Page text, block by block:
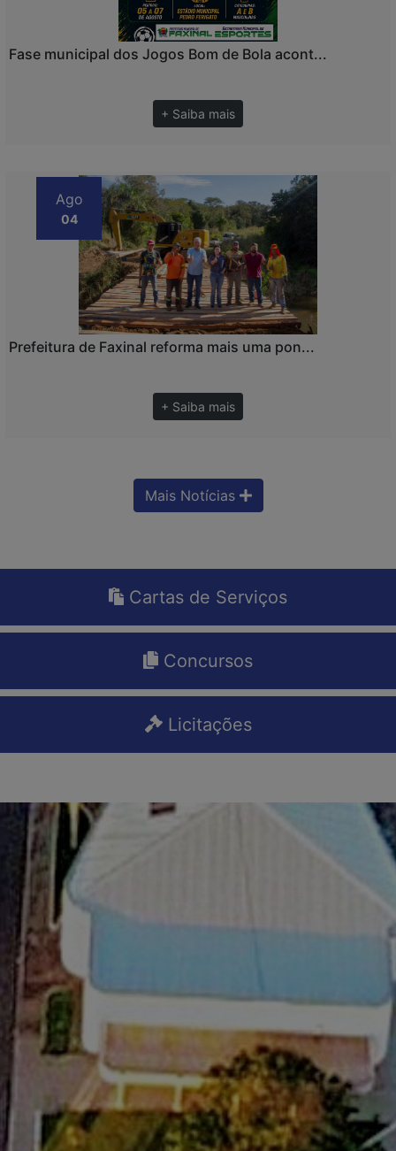
Fase municipal dos Jogos Bom de Bola acont...
+ Saiba mais
Ago
04
Prefeitura de Faxinal reforma mais uma pon...
+ Saiba mais
Mais Notícias
Cartas de Serviços
Concursos
Licitações